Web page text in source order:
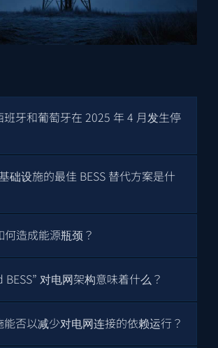
班牙和葡萄牙在 2025 年 4 月发生停
础设施的最佳 BESS 替代方案是什
何造成能源瓶颈？
BESS” 对电网架构意味着什么？
能否以减少对电网连接的依赖运行？